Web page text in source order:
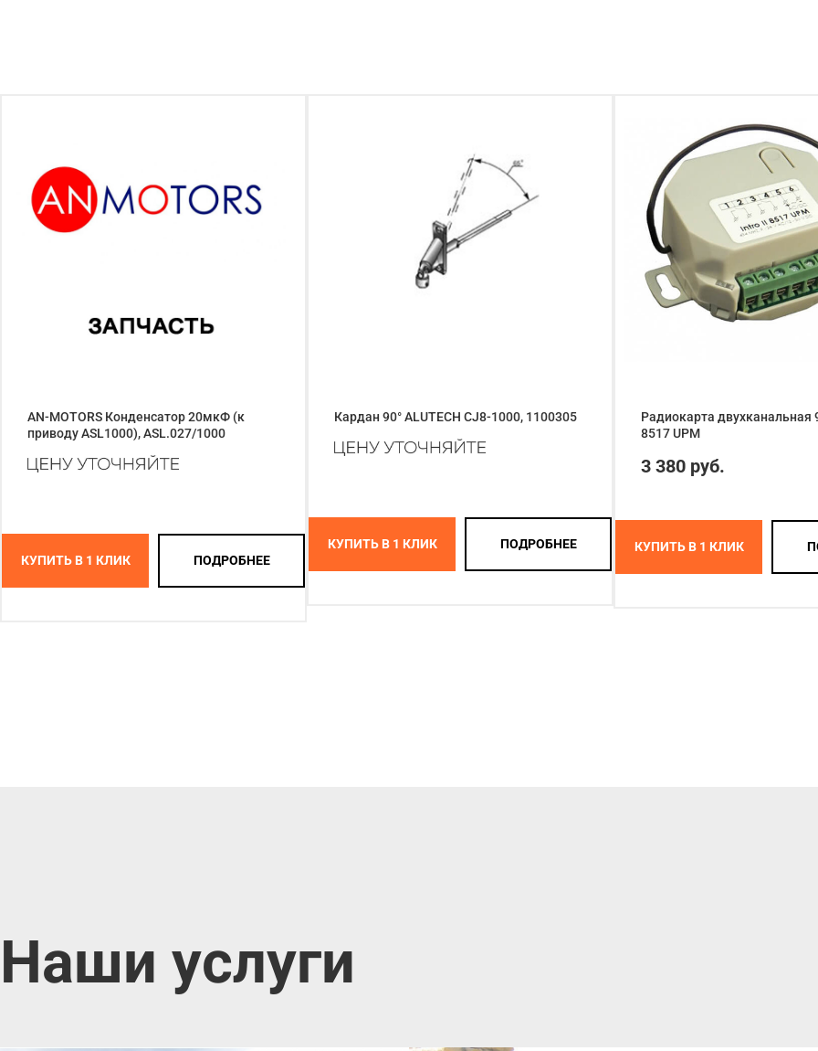
AN-MOTORS Конденсатор 20мкФ (к
приводу ASL1000), ASL.027/1000
КУПИТЬ В 1 КЛИК ПОДРОБНЕЕ
Кардан 90° ALUTECH CJ8-1000, 1100305
КУПИТЬ В 1 КЛИК ПОДРОБНЕЕ
Радиокарта двухканальная
8517 UPM
3 380 руб.
КУПИТЬ В 1 КЛИК
Наши услуги